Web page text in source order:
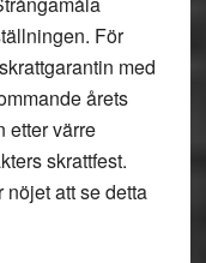
För
med
årets
etter värre
skrattfest.
nöjet att se detta